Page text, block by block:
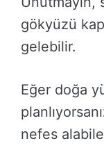
gökyüzü
gelebilir.
Eğer doğa
nefes